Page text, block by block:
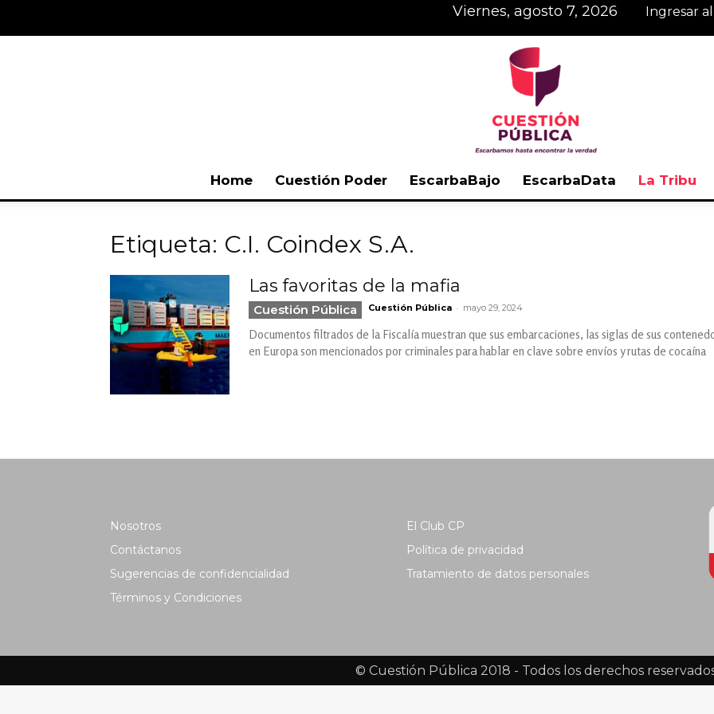
viernes, agosto 7, 2026 Ingresar
Home Cuestión Poder EscarbaBajo EscarbaData La Tribu
Etiqueta: C.I. Coindex S.A.
Las favoritas de la mafia
Cuestión Pública Cuestión Pública - mayo 29, 2024
Documentos filtrados de la Fiscalía muestran que sus embarcaciones, las siglas de sus
en Europa son mencionados por criminales para hablar en clave sobre envíos y rutas de cocaína
Nosotros
Contáctanos
Sugerencias de confidencialidad
Términos y Condiciones
El Club CP
Política de privacidad
Tratamiento de datos personales
© Cuestión Pública 2018 - Todos los derechos